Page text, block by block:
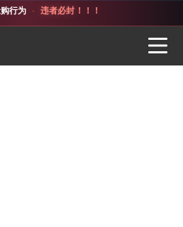
行为 · 违者必封！！！